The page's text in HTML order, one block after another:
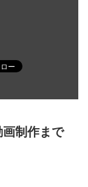
画制作まで